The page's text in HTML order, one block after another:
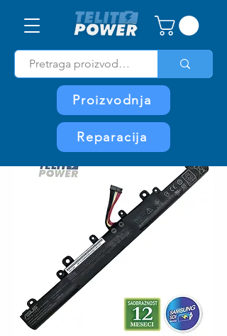
Proizvodnja
Reparacija